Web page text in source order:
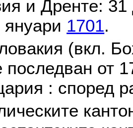
и Дренте:
януари 1701.
(вкл.
от
: според